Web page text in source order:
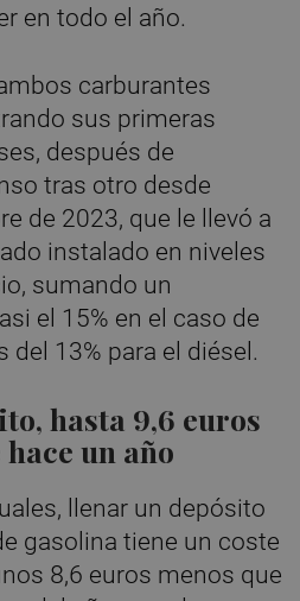
en todo el año.
carburantes
sus primeras
después de
tras otro desde
de 2023, que le llevó a
instalado en niveles
sumando un
el 15% en el caso de
del 13% para el diésel.
hasta 9,6 euros
un año
llenar un depósito
gasolina tiene un coste
8,6 euros menos que